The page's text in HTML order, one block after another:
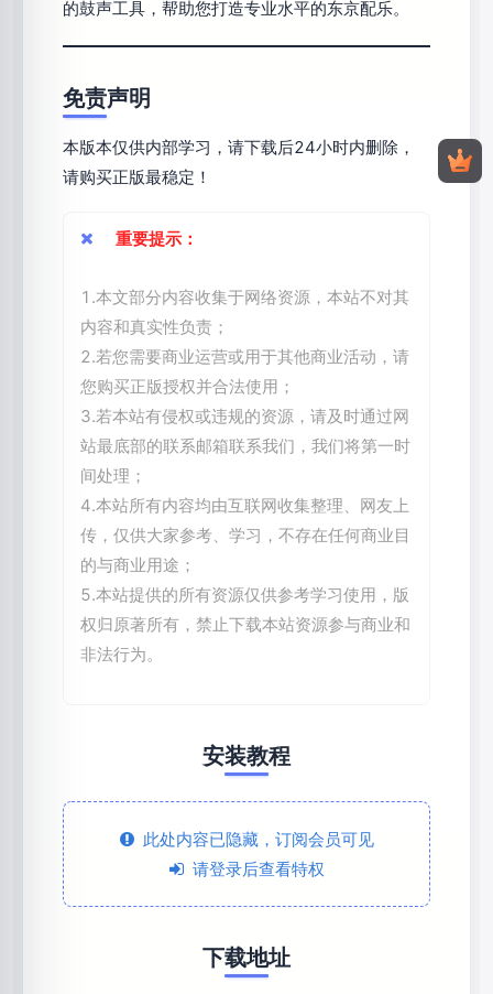
的鼓声工具，帮助您打造专业水平的东京配乐。
免责声明
本版本仅供内部学习，请下载后24小时内删除，
请购买正版最稳定！
重要提示：
1.本文部分内容收集于网络资源，本站不对其
内容和真实性负责；
2.若您需要商业运营或用于其他商业活动，请
您购买正版授权并合法使用；
3.若本站有侵权或违规的资源，请及时通过网
站最底部的联系邮箱联系我们，我们将第一时
间处理；
4.本站所有内容均由互联网收集整理、网友上
传，仅供大家参考、学习，不存在任何商业目
的与商业用途；
5.本站提供的所有资源仅供参考学习使用，版
权归原著所有，禁止下载本站资源参与商业和
非法行为。
安装教程
此处内容已隐藏，订阅会员可见
请登录后查看特权
下载地址